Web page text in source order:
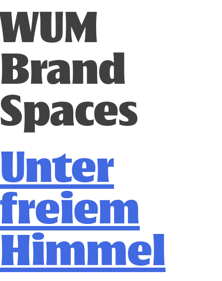
WUM
Brand
Spaces
Unter
freiem
Himmel